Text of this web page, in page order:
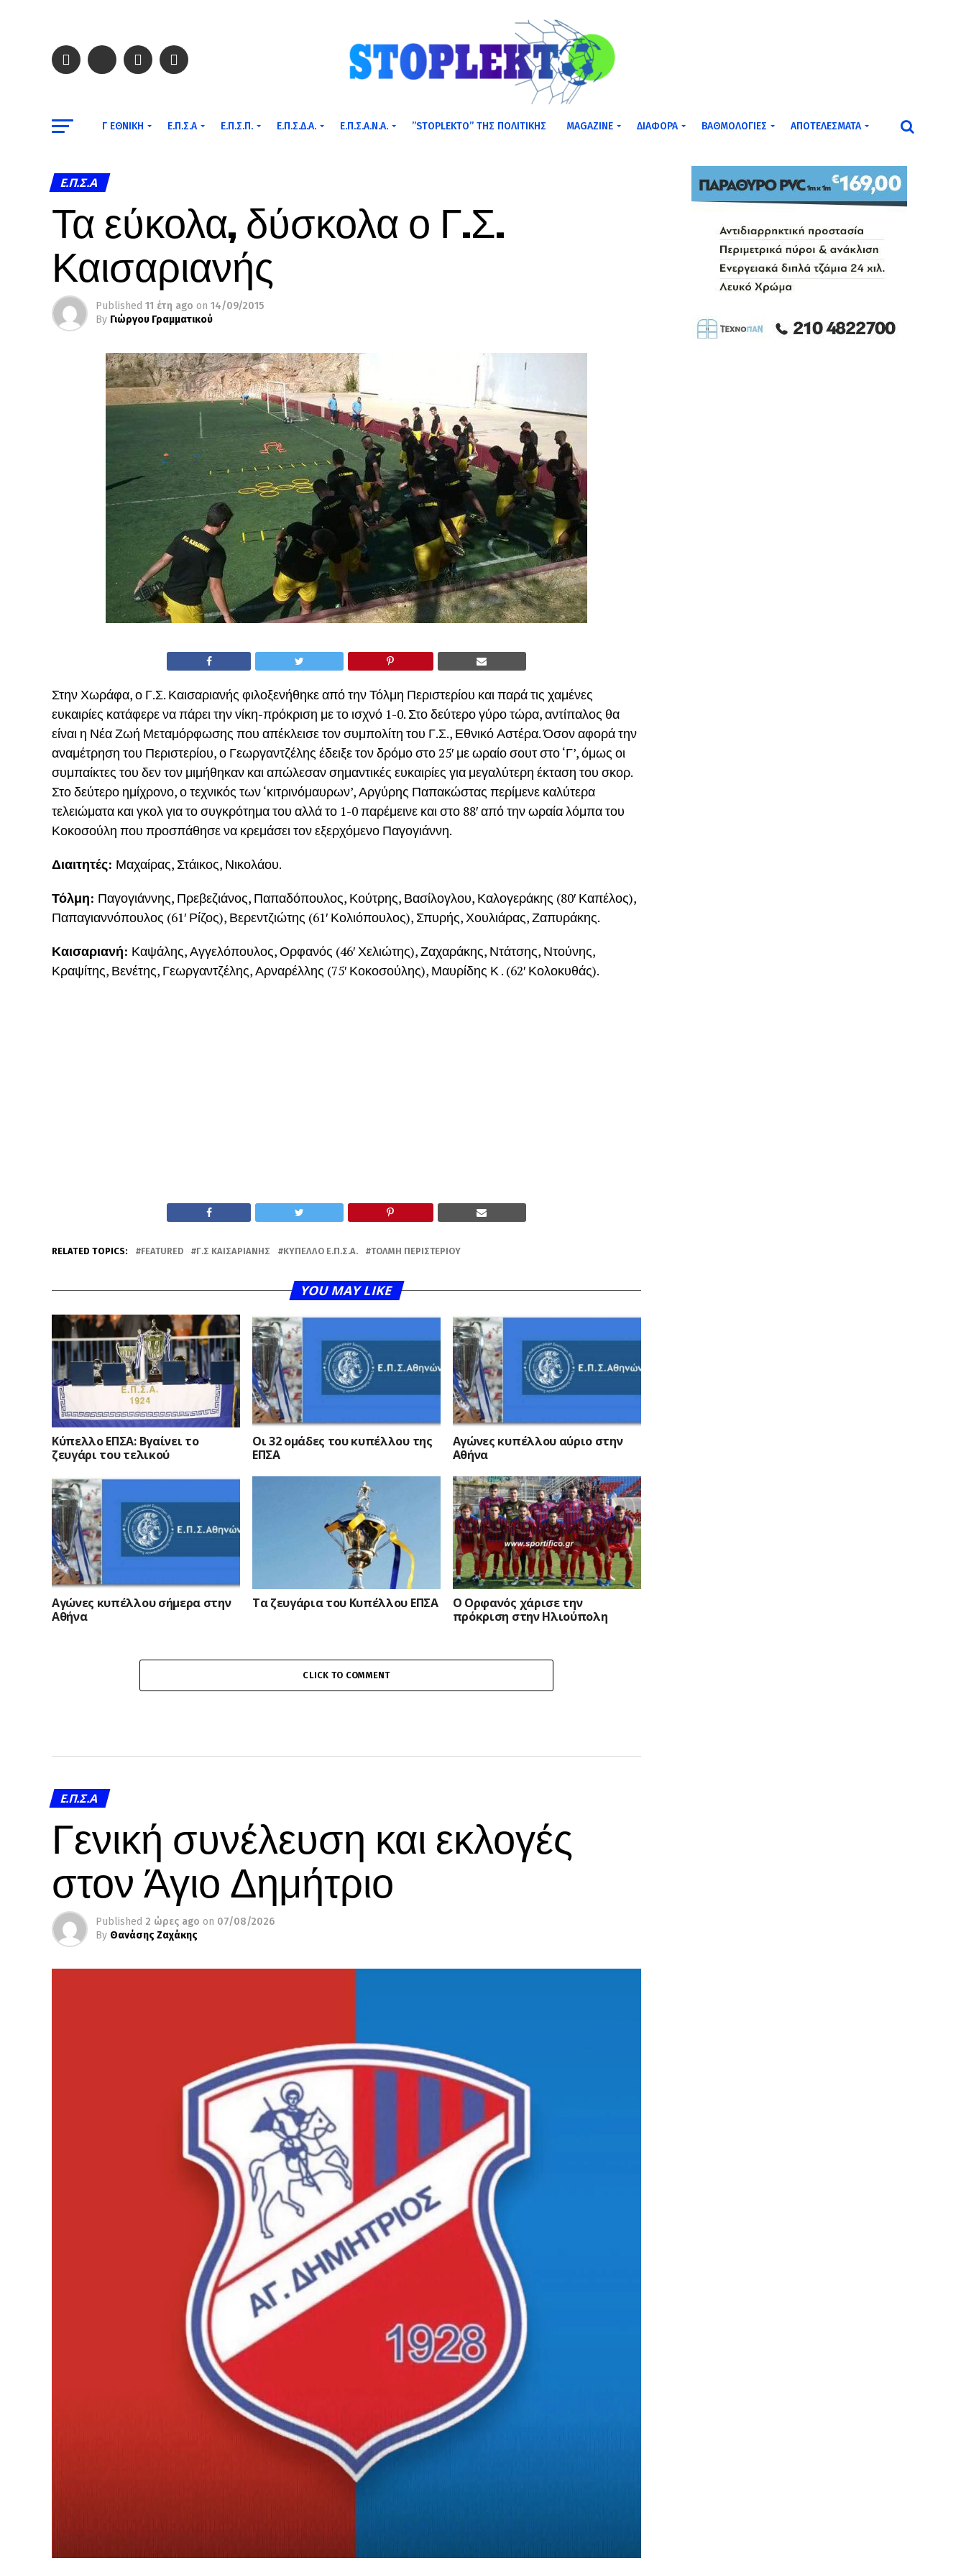
Γ ΕΘΝΙΚΉ Ε.Π.Σ.Α Ε.Π.Σ.Π. Ε.Π.Σ.Δ.Α. Ε.Π.Σ.Α.Ν.Α. ”STOPLEKTO” ΤΗΣ ΠΟΛΙΤΙΚΗΣ MAGAZINE ΔΙΆΦΟΡΑ ΒΑΘΜΟΛΟΓΊΕΣ ΑΠΟΤΕΛΈΣΜΑΤΑ
Ε.Π.Σ.Α
Τα εύκολα, δύσκολα ο Γ.Σ.
Καισαριανής
Published 11 έτη ago on 14/09/2015
By Γιώργου Γραμματικού
Στην Χωράφα, ο Γ.Σ. Καισαριανής φιλοξενήθηκε από την Τόλμη Περιστερίου και παρά τις χαμένες
ευκαιρίες κατάφερε να πάρει την νίκη-πρόκριση με το ισχνό 1-0. Στο δεύτερο γύρο τώρα, αντίπαλος θα
είναι η Νέα Ζωή Μεταμόρφωσης που απέκλεισε τον συμπολίτη του Γ.Σ., Εθνικό Αστέρα. Όσον αφορά την
αναμέτρηση του Περιστερίου, ο Γεωργαντζέλης έδειξε τον δρόμο στο 25′ με ωραίο σουτ στο ‘Γ’, όμως οι
συμπαίκτες του δεν τον μιμήθηκαν και απώλεσαν σημαντικές ευκαιρίες για μεγαλύτερη έκταση του σκορ.
Στο δεύτερο ημίχρονο, ο τεχνικός των ‘κιτρινόμαυρων’, Αργύρης Παπακώστας περίμενε καλύτερα
τελειώματα και γκολ για το συγκρότημα του αλλά το 1-0 παρέμεινε και στο 88′ από την ωραία λόμπα του
Κοκοσούλη που προσπάθησε να κρεμάσει τον εξερχόμενο Παγογιάννη.
Διαιτητές: Μαχαίρας, Στάικος, Νικολάου.
Τόλμη: Παγογιάννης, Πρεβεζιάνος, Παπαδόπουλος, Κούτρης, Βασίλογλου, Καλογεράκης (80′ Καπέλος),
Παπαγιαννόπουλος (61′ Ρίζος), Βερεντζιώτης (61′ Κολιόπουλος), Σπυρής, Χουλιάρας, Ζαπυράκης.
Καισαριανή: Καψάλης, Αγγελόπουλος, Ορφανός (46′ Χελιώτης), Ζαχαράκης, Ντάτσης, Ντούνης,
Κραψίτης, Βενέτης, Γεωργαντζέλης, Αρναρέλλης (75′ Κοκοσούλης), Μαυρίδης Κ . (62′ Κολοκυθάς).
RELATED TOPICS: FEATURED Γ.Σ ΚΑΙΣΑΡΙΑΝΉΣ ΚΎΠΕΛΛΟ Ε.Π.Σ.Α. ΤΌΛΜΗ ΠΕΡΙΣΤΕΡΊΟΥ
YOU MAY LIKE
Κύπελλο ΕΠΣΑ: Βγαίνει το
ζευγάρι του τελικού
Οι 32 ομάδες του κυπέλλου της
ΕΠΣΑ
Αγώνες κυπέλλου αύριο στην
Αθήνα
Αγώνες κυπέλλου σήμερα στην
Αθήνα
Τα ζευγάρια του Κυπέλλου ΕΠΣΑ
Ο Ορφανός χάρισε την
πρόκριση στην Ηλιούπολη
CLICK TO COMMENT
Ε.Π.Σ.Α
Γενική συνέλευση και εκλογές
στον Άγιο Δημήτριο
Published 2 ώρες ago on 07/08/2026
By Θανάσης Ζαχάκης